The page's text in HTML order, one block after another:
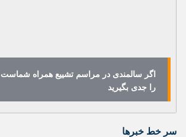
اگر سالمندی در مراسم تشییع همراه
را جدی بگیرید
سر خط خبرها